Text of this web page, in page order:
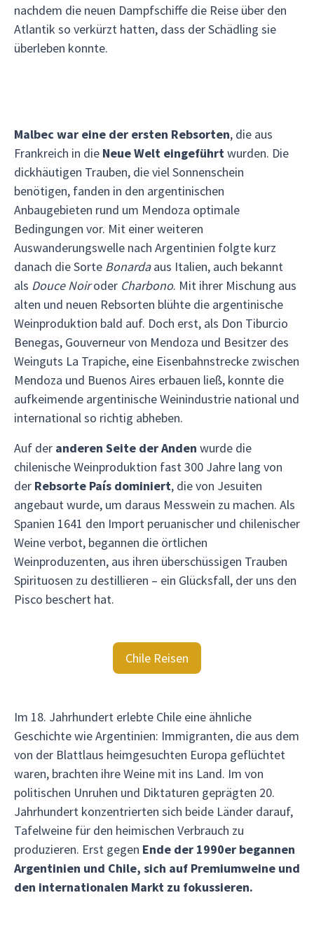
nachdem die neuen Dampfschiffe die Reise über den
Atlantik so verkürzt hatten, dass der Schädling sie
überleben konnte.
Malbec war eine der ersten Rebsorten, die aus
Frankreich in die Neue Welt eingeführtwurden. Die
dickhäutigen Trauben, die viel Sonnenschein
benötigen, fanden in den argentinischen
Anbaugebieten rund um Mendoza optimale
Bedingungen vor. Mit einer weiteren
Auswanderungswelle nach Argentinien folgte kurz
danach die Sorte Bonardaaus Italien, auch bekannt
als Douce Noiroder Charbono. Mit ihrer Mischung aus
alten und neuen Rebsorten blühte die argentinische
Weinproduktion bald auf. Doch erst, als Don Tiburcio
Benegas, Gouverneur von Mendoza und Besitzer des
Weinguts La Trapiche, eine Eisenbahnstrecke zwischen
Mendoza und Buenos Aires erbauen ließ, konnte die
aufkeimende argentinische Weinindustrie national und
international so richtig abheben.
Auf der anderen Seite der Anden wurde die
chilenische Weinproduktion fast 300 Jahre lang von
der Rebsorte País dominiert, die von Jesuiten
angebaut wurde, um daraus Messwein zu machen. Als
Spanien 1641 den Import peruanischer und chilenischer
Weine verbot, begannen die örtlichen
Weinproduzenten, aus ihren überschüssigen Trauben
Spirituosen zu destillieren – ein Glücksfall, der uns den
Pisco beschert hat.
Chile Reisen
Im 18. Jahrhundert erlebte Chile eine ähnliche
Geschichte wie Argentinien: Immigranten, die aus dem
von der Blattlaus heimgesuchten Europa geflüchtet
waren, brachten ihre Weine mit ins Land. Im von
politischen Unruhen und Diktaturen geprägten 20.
Jahrhundert konzentrierten sich beide Länder darauf,
Tafelweine für den heimischen Verbrauch zu
produzieren. Erst gegen Ende der 1990er begannen
Argentinien und Chile, sich auf Premiumweine und
den internationalen Markt zu fokussieren.